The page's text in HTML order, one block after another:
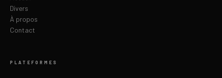
Divers
À propos
Contact
PLATEFORMES